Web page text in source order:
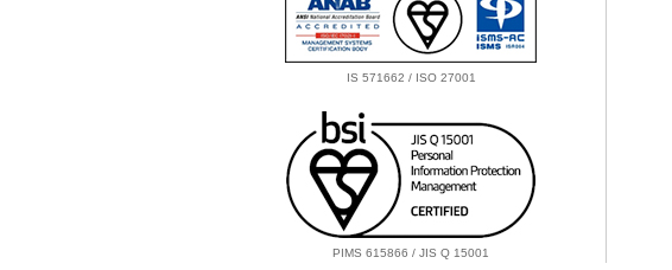
IS 571662 / ISO 27001
PIMS 615866 / JIS Q 15001